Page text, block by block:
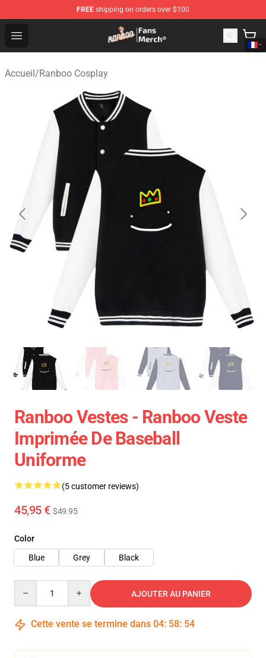
FREE shipping on orders over $100
Open menu
Ranboo Store - Official Ranboo Merchandise Shop
Accueil/Ranboo Cosplay
Ranboo Vestes - Ranboo Veste
Imprimée De Baseball
Uniforme
(5 customer reviews)
45,95 € $49.95
Color
Blue
Grey Black
AJOUTER AU PANIER
Cette vente se termine dans 04: 58: 54